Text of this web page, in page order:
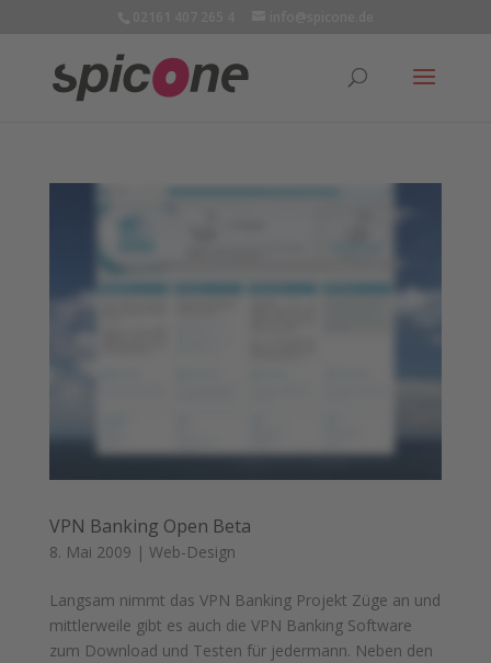
VPN Banking Open Beta
8. Mai 2009 | Web-Design
Langsam nimmt das VPN Banking Projekt Züge an und
mittlerweile gibt es auch die VPN Banking Software
zum Download und Testen für jedermann. Neben den